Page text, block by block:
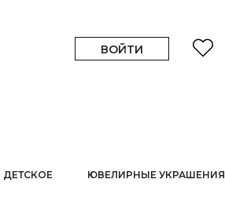
ВОЙТИ
ДЕТСКОЕ ЮВЕЛИРНЫЕ УКРАШЕНИЯ